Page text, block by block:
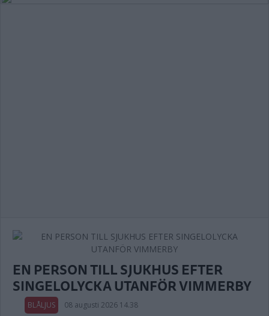
EN PERSON TILL SJUKHUS EFTER
SINGELOLYCKA UTANFÖR VIMMERBY
BLÅLJUS 08 augusti 2026 14.38